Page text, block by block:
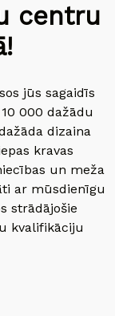
centru
jūs sagaidīs
000 dažādu
dizaina
kravas
un meža
ar mūsdienīgu
strādājošie
kvalifikāciju